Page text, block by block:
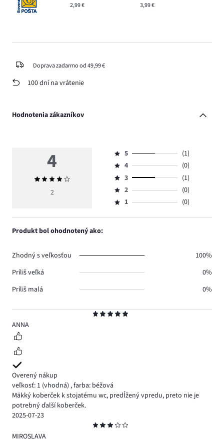
2,99 € 3,99 €
Doprava zadarmo od 49,99 €
100 dní na vrátenie
Hodnotenia zákazníkov
5
ANNA
Overený nákup
veľkosť: 1 (vhodná) ,farba: béžová
Mäkký koberček k stojatému wc, predĺžený vpredu, preto nie je
potrebný ďalší koberček.
2025-07-23
3
MIROSLAVA
4
Priemerné
hodnotenie
2
Hodnotenie
5,
počet
hlasov
1.
5
(1)
Hodnotenie
4,
počet
hlasov
4
(0)
Hodnotenie
3,
počet
3
(1)
Hodnotenie
2,
2
(0)
Hodnotenie
1,
1 (0)
Produkt bol ohodnotený ako:
Zhodný s veľkosťou
100%
Príliš veľká
0%
Príliš malá
0%